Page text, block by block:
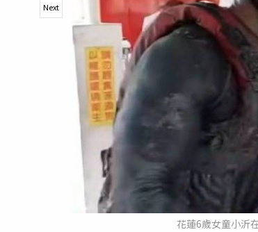
花蓮6歲女童小沂
Next